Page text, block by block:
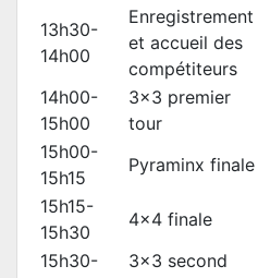
13h30-
14h00
Enregistrement
et accueil des
compétiteurs
14h00-
15h00
3x3 premier
tour
15h00-
15h15
Pyraminx finale
15h15-
15h30
4x4 finale
15h30-
3x3 second